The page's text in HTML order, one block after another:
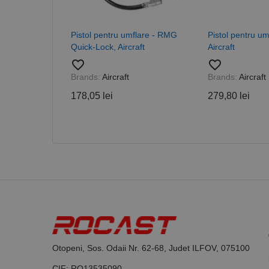
Pistol pentru umflare - RMG
Quick-Lock, Aircraft
favorite_border
Brands: Aircraft
178,05 lei
Pistol pentru
Aircraft
favorite_border
Brands: Aircraft
279,80 lei
Otopeni, Sos. Odaii Nr. 62-68, Judet ILFOV, 075100
Nume
Furnizor /
Nume
PrestaShop-